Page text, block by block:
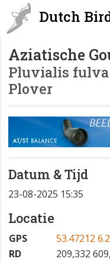
Dutch
Aziatische
Pluvialis fulva
Plover
Datum & Tijd
23-08-2025 15:35
Locatie
GPS
53.47212
RD
209,332